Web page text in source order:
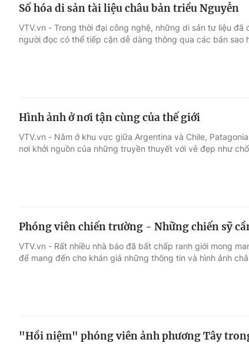
Số hóa di sản tài liệu châu bản triều Nguyễn
VTV.vn - Trong thời đại công nghệ, những di sản tư liệu
người đọc có thể tiếp cận dễ dàng thông qua các bản sao
Hình ảnh ở nơi tận cùng của thế giới
VTV.vn - Nằm ở khu vực giữa Argentina và Chile,
nơi khởi nguồn của những truyền thuyết với vẻ đẹp như
Phóng viên chiến trường - Những chiến sỹ
VTV.vn - Rất nhiều nhà báo đã bất chấp ranh giới mong
để mang đến cho khán giả những thông tin và hình ảnh
"Hồi niệm" phóng viên ảnh phương Tây